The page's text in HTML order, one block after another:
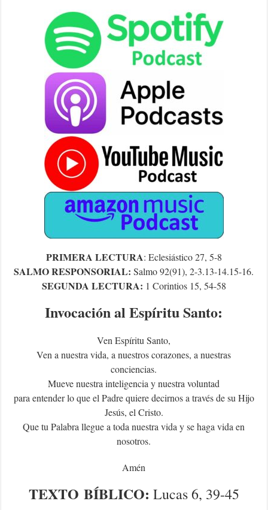
PRIMERA LECTURA: Eclesiástico27, 5-8
SALMO RESPONSORIAL:Salmo 92(91), 2-3.13-14.15-16.
SEGUNDA LECTURA: 1 Corintios 15, 54-58
Invocación al Espíritu Santo:
Ven Espíritu Santo,
Ven a nuestra vida, a nuestros corazones, a nuestras
conciencias.
Mueve nuestra inteligencia y nuestra voluntad
para entender lo que el Padre quiere decirnos a través de su Hijo
Jesús, el Cristo.
Que tu Palabra llegue a toda nuestra vida y se haga vida en
nosotros.
Amén
TEXTO BÍBLICO: Lucas 6, 39-45